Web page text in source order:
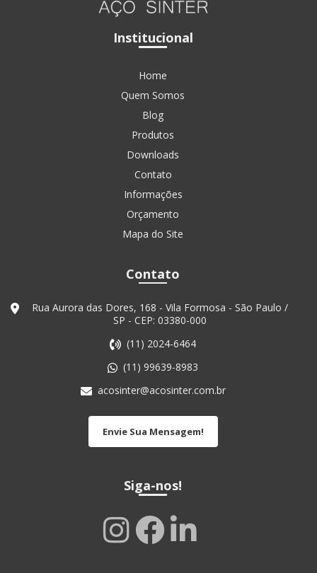
Institucional
Home
Quem Somos
Blog
Produtos
Downloads
Contato
Informações
Orçamento
Mapa do Site
Contato
Rua Aurora das Dores, 168 - Vila Formosa - São Paulo /
SP - CEP: 03380-000
(11) 2024-6464
(11) 99639-8983
acosinter@acosinter.com.br
Envie Sua Mensagem!
Siga-nos!